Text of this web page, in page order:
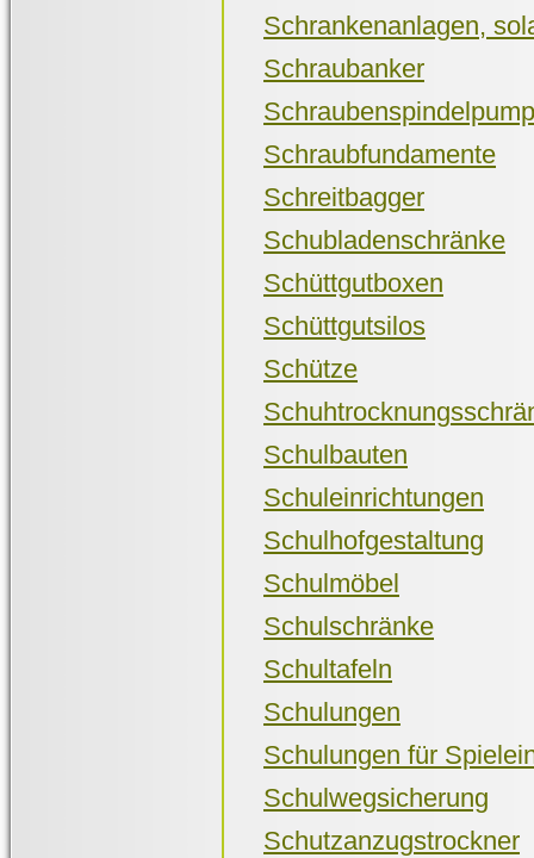
Schrankenanlagen,
Schraubanker
Schraubfundamente
Schreitbagger
Schubladenschränke
Schüttgutboxen
Schüttgutsilos
Schütze
Schulbauten
Schuleinrichtungen
Schulhofgestaltung
Schulmöbel
Schulschränke
Schultafeln
Schulungen
Schulungen für
Schulwegsicherung
Schutzanzugstrockner